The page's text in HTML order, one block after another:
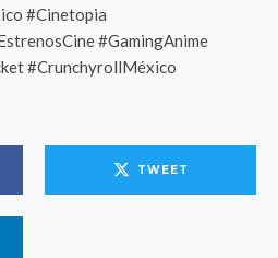
#Cinetopia
#GamingAnime
#CrunchyrollMéxico
TWEET